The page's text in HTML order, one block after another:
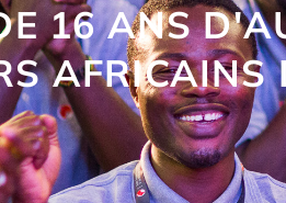
16 ANS